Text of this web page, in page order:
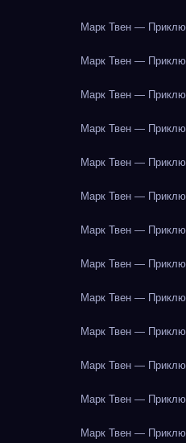
Марк Твен —
Марк Твен —
Марк Твен —
Марк Твен —
Марк Твен —
Марк Твен —
Марк Твен —
Марк Твен —
Марк Твен —
Марк Твен —
Марк Твен —
Марк Твен —
Марк Твен —